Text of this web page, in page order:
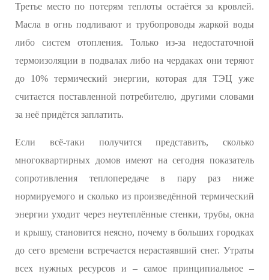
Третье место по потерям теплоты остаётся за кровлей.
Масла в огнь подливают и трубопроводы жаркой воды
либо систем отопления. Только из-за недостаточной
термоизоляции в подвалах либо на чердаках они теряют
до 10% термический энергии, которая для ТЭЦ уже
считается поставленной потребителю, другими словами
за неё придётся заплатить.
Если всё-таки получится представить, сколько
многоквартирных домов имеют на сегодня показатель
сопротивления теплопередаче в пару раз ниже
нормируемого и сколько из произведённой термический
энергии уходит через неутеплённые стенки, трубы, окна
и крышу, становится неясно, почему в больших городках
до сего времени встречается нерастаявший снег. Утраты
всех нужных ресурсов и – самое принципиальное –